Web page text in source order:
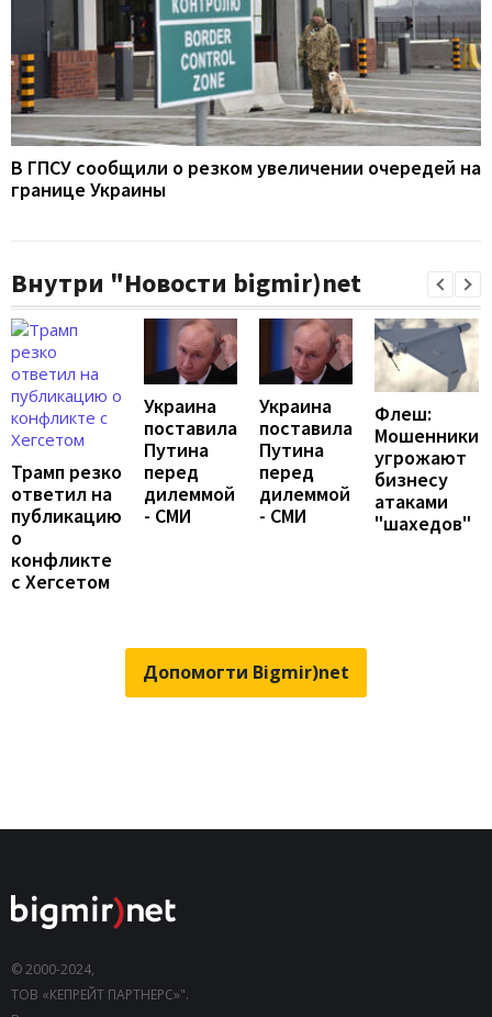
В ГПСУ сообщили о резком увеличении очередей на
границе Украины
Внутри "Новости bigmir)net
Трамп резко
ответил на
публикацию
о
конфликте
с Хегсетом
Украина
поставила
Путина
перед
дилеммой
- СМИ
Украина
поставила
Путина
перед
дилеммой
- СМИ
Флеш:
Мошенники
угрожают
бизнесу
атаками
"шахедов"
Допомогти Bigmir)net
© 2000-2024,
ТОВ «КЕПРЕЙТ ПАРТНЕРС»".